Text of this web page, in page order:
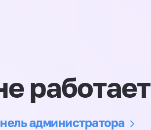
работает
администратора